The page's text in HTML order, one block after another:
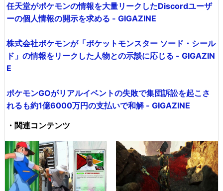
任天堂がポケモンの情報を大量リークしたDiscordユーザ
ーの個人情報の開示を求める - GIGAZINE
株式会社ポケモンが「ポケットモンスター ソード・シール
ド」の情報をリークした人物との示談に応じる - GIGAZIN
E
ポケモンGOがリアルイベントの失敗で集団訴訟を起こさ
れるも約1億6000万円の支払いで和解 - GIGAZINE
・関連コンテンツ